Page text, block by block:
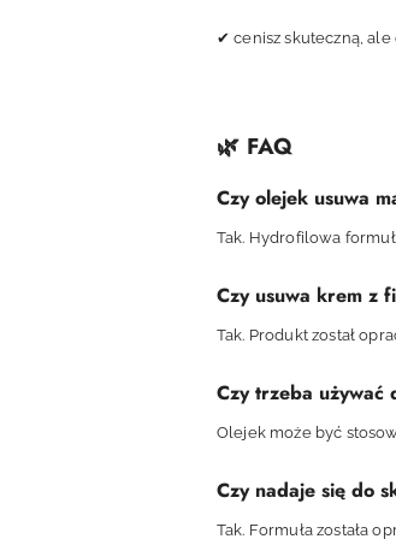
✔ cenisz skuteczną,
🌿 FAQ
Czy olejek usuwa
Tak. Hydrofilowa
Czy usuwa krem z
Tak. Produkt został
Czy trzeba
Olejek może być
Czy nadaje się do
Tak. Formuła została